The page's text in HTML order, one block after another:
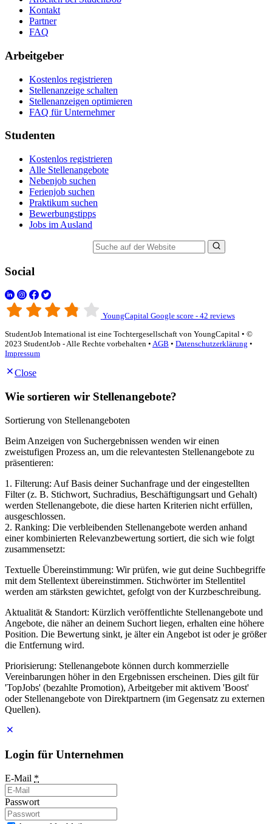
Kontakt
Partner
FAQ
Arbeitgeber
Kostenlos registrieren
Stellenanzeige schalten
Stellenanzeigen optimieren
FAQ für Unternehmer
Studenten
Kostenlos registrieren
Alle Stellenangebote
Nebenjob suchen
Ferienjob suchen
Praktikum suchen
Bewerbungstipps
Jobs im Ausland
Social
YoungCapital Google score - 42 reviews
StudentJob International ist eine Tochtergesellschaft von YoungCapital • ©
2023 StudentJob - Alle Rechte vorbehalten • AGB • Datenschutzerklärung •
Impressum
Close
Wie sortieren wir Stellenangebote?
Sortierung von Stellenangeboten
Beim Anzeigen von Suchergebnissen wenden wir einen
zweistufigen Prozess an, um die relevantesten Stellenangebote zu
präsentieren:
1. Filterung: Auf Basis deiner Suchanfrage und der eingestellten
Filter (z. B. Stichwort, Suchradius, Beschäftigungsart und Gehalt)
werden Stellenangebote, die diese harten Kriterien nicht erfüllen,
ausgeschlossen.
2. Ranking: Die verbleibenden Stellenangebote werden anhand
einer kombinierten Relevanzbewertung sortiert, die sich wie folgt
zusammensetzt:
Textuelle Übereinstimmung: Wir prüfen, wie gut deine Suchbegriffe
mit dem Stellentext übereinstimmen. Stichwörter im Stellentitel
werden am stärksten gewichtet, gefolgt von der Kurzbeschreibung.
Aktualität & Standort: Kürzlich veröffentlichte Stellenangebote und
Angebote, die näher an deinem Suchort liegen, erhalten eine höhere
Position. Die Bewertung sinkt, je älter ein Angebot ist oder je größer
die Entfernung wird.
Priorisierung: Stellenangebote können durch kommerzielle
Vereinbarungen höher in den Ergebnissen erscheinen. Dies gilt für
'TopJobs' (bezahlte Promotion), Arbeitgeber mit aktivem 'Boost'
oder Stellenangebote von Direktpartnern (im Gegensatz zu externen
Quellen).
Login für Unternehmen
E-Mail *
Passwort